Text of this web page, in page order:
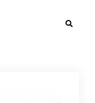
Search